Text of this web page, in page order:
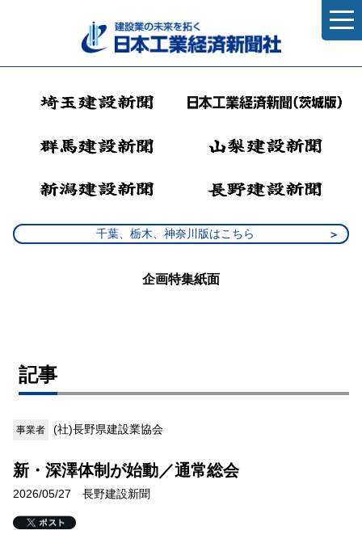
千葉、栃木、神奈川版はこちら
企画特集紙面
記事
事業者 (社)長野県建設業協会
新・深澤体制が始動／通常総会
2026/05/27 長野建設新聞